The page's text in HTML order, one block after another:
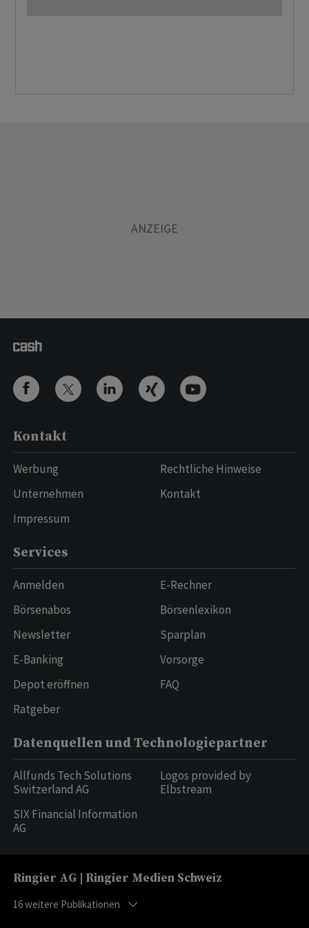
Kontakt
Werbung
Unternehmen
Impressum
Rechtliche Hinweise
Kontakt
Services
Anmelden
Börsenabos
Newsletter
E-Banking
Depot eröffnen
Ratgeber
E-Rechner
Börsenlexikon
Sparplan
Vorsorge
FAQ
Datenquellen und Technologiepartner
Allfunds Tech Solutions
Switzerland AG
SIX Financial Information
AG
Logos provided by
Elbstream
Ringier AG | Ringier Medien Schweiz
16weitere Publikationen